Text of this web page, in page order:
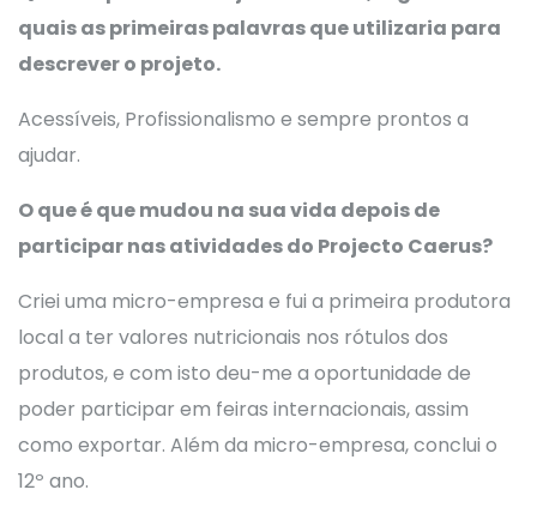
quais as primeiras palavras que utilizaria para
descrever o projeto.
Acessíveis, Profissionalismo e sempre prontos a
ajudar.
O que é que mudou na sua vida depois de
participar nas atividades do Projecto Caerus?
Criei uma micro-empresa e fui a primeira produtora
local a ter valores nutricionais nos rótulos dos
produtos, e com isto deu-me a oportunidade de
poder participar em feiras internacionais, assim
como exportar. Além da micro-empresa, conclui o
12º ano.